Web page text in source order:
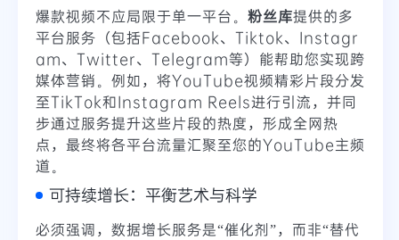
爆款视频不应局限于单一平台。 粉丝库提供的多
平台服务（包括Facebook、Tiktok、Instagr
am、Twitter、Telegram等）能帮助您实现跨
媒体营销。例如，将YouTube视频精彩片段分发
至TikTok和Instagram Reels进行引流，并同
步通过服务提升这些片段的热度，形成全网热
点，最终将各平台流量汇聚至您的YouTube主频
道。
可持续增长：平衡艺术与科学
必须强调，数据增长服务是“催化剂”，而非“替代